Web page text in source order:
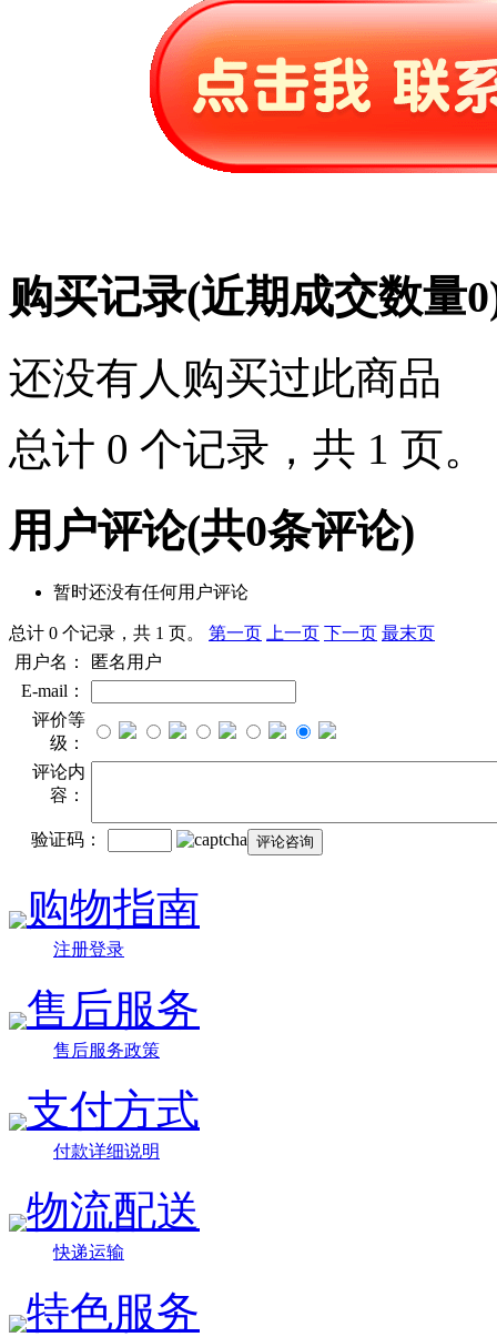
购买记录(近期成交数量0
还没有人购买过此商品
总计 0 个记录，共 1 页。
用户评论(共0条评论)
暂时还没有任何用户评论
总计 0 个记录，共 1 页。 第一页 上一页 下一页 最末页
用户名：
匿名用户
E-mail：
评价等
级：
评论内
容：
验证码：
购物指南
注册登录
售后服务
售后服务政策
支付方式
付款详细说明
物流配送
快递运输
特色服务